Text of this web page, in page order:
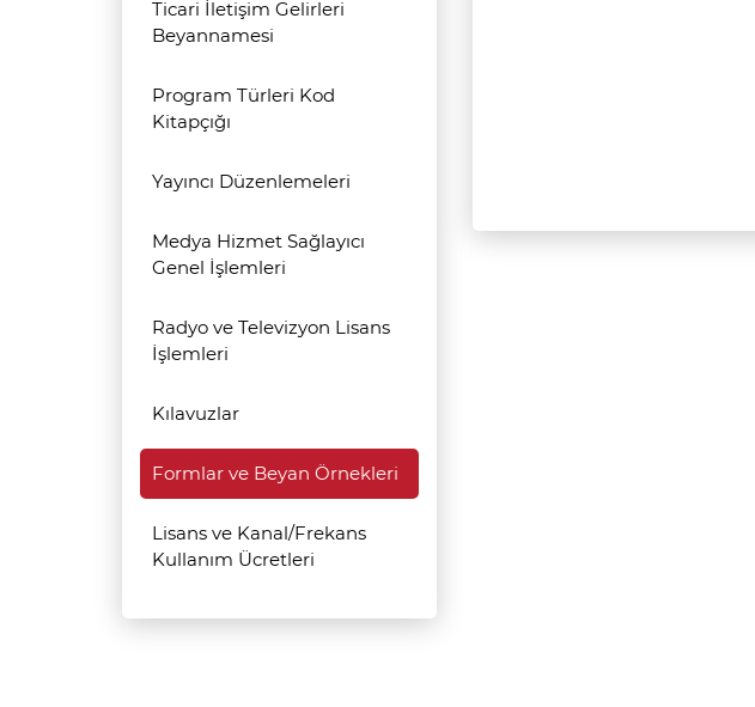
Ticari İletişim Gelirleri
Beyannamesi
Program Türleri Kod
Kitapçığı
Yayıncı Düzenlemeleri
Medya Hizmet Sağlayıcı
Genel İşlemleri
Radyo ve Televizyon Lisans
İşlemleri
Kılavuzlar
Formlar ve Beyan Örnekleri
Lisans ve Kanal/Frekans
Kullanım Ücretleri